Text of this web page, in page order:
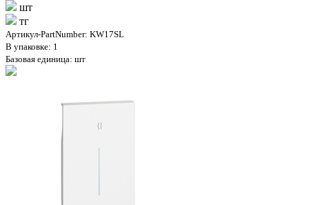
шт
тг
Артикул-PartNumber: KW17SL
В упаковке: 1
Базовая единица: шт